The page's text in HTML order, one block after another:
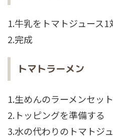
1.牛乳をトマトジュース1
2.完成
トマトラーメン
1.生めんのラーメンセッ
2.トッピングを準備する
3.水の代わりのトマトジ